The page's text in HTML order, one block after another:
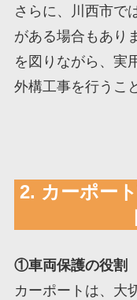
さらに、川西市で
がある場合もあり
を図りながら、実
外構工事を行うこ
2. カーポー
①車両保護の役割
カーポートは、大